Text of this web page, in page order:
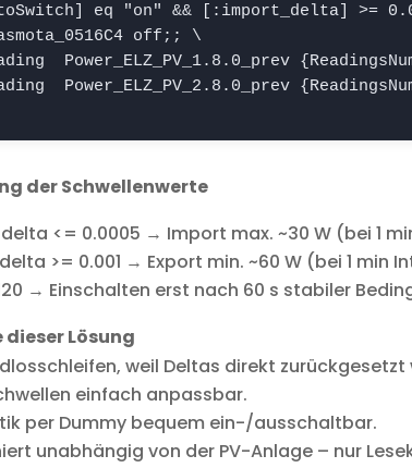
eq "on" && [ :import_delta] >=
off;; \
Power_ELZ_PV_1.8.0_prev
Power_ELZ_PV_2.8.0_prev
der Schwellenwerte
<= 0.0005 → Import max. ~30 W (bei 1
>= 0.001 → Export min. ~60 W (bei 1 min
→ Einschalten erst nach 60 s stabiler
dieser Lösung
weil Deltas direkt zurückgesetzt
einfach anpassbar.
per Dummy bequem ein-/ausschaltbar.
unabhängig von der PV-Anlage – nur